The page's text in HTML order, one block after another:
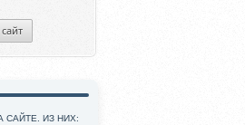
САЙТЕ. ИЗ НИХ: